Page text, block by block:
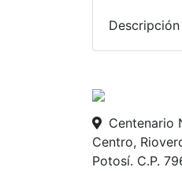
Centenario
Centro,
Potosí. C.P.